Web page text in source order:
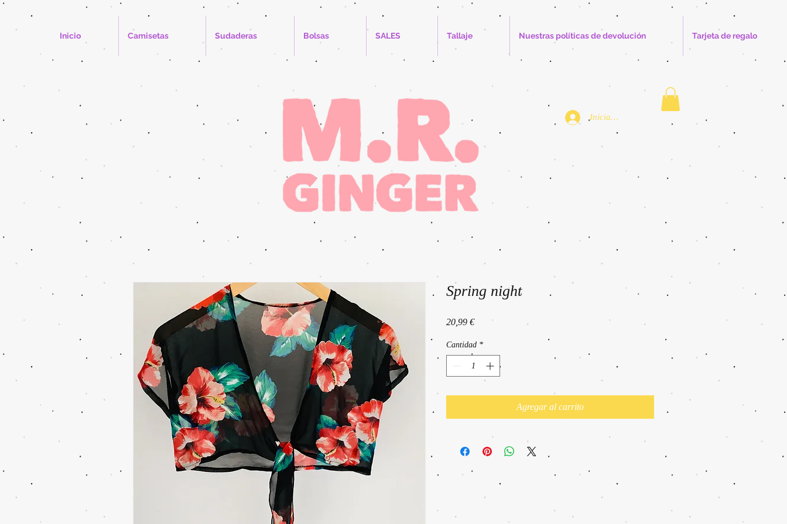
Inicio Camisetas Sudaderas Bolsas SALES Tallaje Nuestras políticas de devolución Tarjeta de regalo
Iniciar sesión
Spring night
20,99 €Precio
Cantidad *
Agregar al carrito